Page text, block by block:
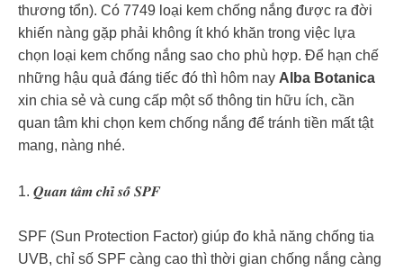
thương tổn). Có 7749 loại kem chống nắng được ra đời
khiến nàng gặp phải không ít khó khăn trong việc lựa
chọn loại kem chống nắng sao cho phù hợp. Để hạn chế
những hậu quả đáng tiếc đó thì hôm nay Alba Botanica
xin chia sẻ và cung cấp một số thông tin hữu ích, cần
quan tâm khi chọn kem chống nắng để tránh tiền mất tật
mang, nàng nhé.
1. 𝑸𝒖𝒂𝒏 𝒕𝒂̂𝒎 𝒄𝒉𝒊̉ 𝒔𝒐̂́ 𝑺𝑷𝑭
SPF (Sun Protection Factor) giúp đo khả năng chống tia
UVB, chỉ số SPF càng cao thì thời gian chống nắng càng